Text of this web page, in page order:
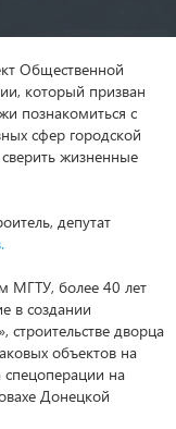
Общественной
который призван
познакомиться с
сфер городской
жизненные
депутат
МГТУ, более 40 лет
в создании
строительстве дворца
объектов на
на
Донецкой